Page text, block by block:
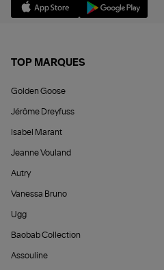
TOP MARQUES
Golden Goose
Jérôme Dreyfuss
Isabel Marant
Jeanne Vouland
Autry
Vanessa Bruno
Ugg
Baobab Collection
Assouline